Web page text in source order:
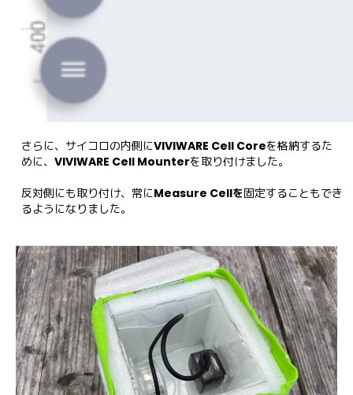
さらに、サイコロの内側にVIVIWARE Cell Coreを格納するた
めに、 VIVIWARE Cell Mounterを取り付けました。
反対側にも取り付け、常にMeasure Cellを固定することもでき
るようになりました。